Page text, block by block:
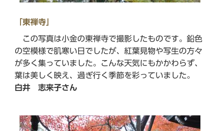
「東禅寺」
この写真は小金の東禅寺で撮影したものです。鉛色
の空模様で肌寒い日でしたが、紅葉見物や写生の方々
が多く集っていました。こんな天気にもかかわらず、
葉は美しく映え、過ぎ行く季節を彩っていました。
白井 志来子さん